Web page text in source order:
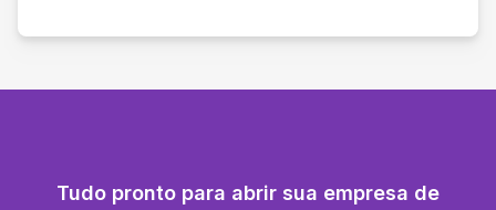
Tudo pronto para abrir sua empresa de